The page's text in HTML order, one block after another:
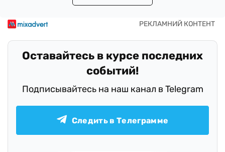
Оставайтесь в курсе последних
событий!
Подписывайтесь на наш канал в Telegram
Следить в Телеграмме